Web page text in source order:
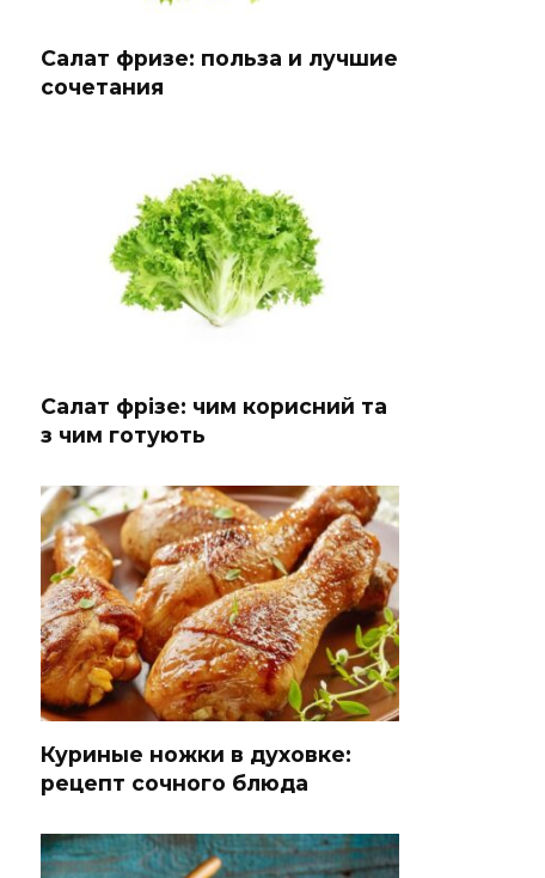
Салат фризе: польза и лучшие
сочетания
Салат фрізе: чим корисний та
з чим готують
Куриные ножки в духовке:
рецепт сочного блюда